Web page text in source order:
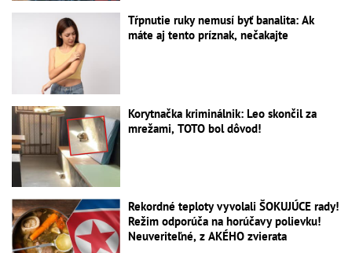
Tŕpnutie ruky nemusí byť banalita: Ak
máte aj tento príznak, nečakajte
Korytnačka kriminálnik: Leo skončil za
mrežami, TOTO bol dôvod!
Rekordné teploty vyvolali ŠOKUJÚCE rady!
Režim odporúča na horúčavy polievku!
Neuveriteľné, z AKÉHO zvierata